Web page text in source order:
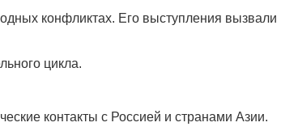
конфликтах. Его выступления вызвали
цикла.
контакты с Россией и странами Азии.